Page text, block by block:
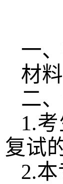
一、
材
二
1.
复试
2.